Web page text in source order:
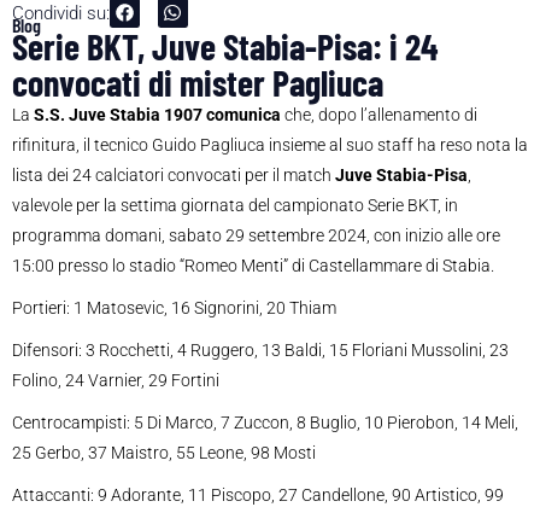
Condividi su:
Blog
Serie BKT, Juve Stabia-Pisa: i 24
convocati di mister Pagliuca
La S.S. Juve Stabia 1907 comunica che, dopo l’allenamento di
rifinitura, il tecnico Guido Pagliuca insieme al suo staff ha reso nota la
lista dei 24 calciatori convocati per il match Juve Stabia-Pisa
valevole per la settima giornata del campionato Serie BKT, in
programma domani, sabato 29 settembre 2024, con inizio alle ore
15:00 presso lo stadio “Romeo Menti” di Castellammare di Stabia.
Portieri: 1 Matosevic, 16 Signorini, 20 Thiam
Difensori: 3 Rocchetti, 4 Ruggero, 13 Baldi, 15 Floriani Mussolini, 23
Folino, 24 Varnier, 29 Fortini
Centrocampisti: 5 Di Marco, 7 Zuccon, 8 Buglio, 10 Pierobon, 14 Meli,
25 Gerbo, 37 Maistro, 55 Leone, 98 Mosti
Attaccanti: 9 Adorante, 11 Piscopo, 27 Candellone, 90 Artistico, 99